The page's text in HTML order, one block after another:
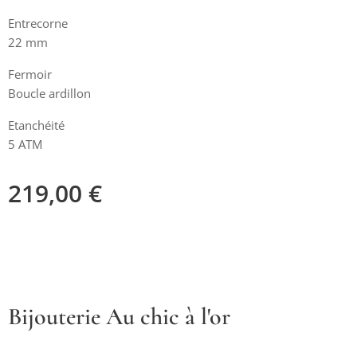
Entrecorne
22 mm
Fermoir
Boucle ardillon
Etanchéité
5 ATM
219,00 €
Bijouterie Au chic à l'or